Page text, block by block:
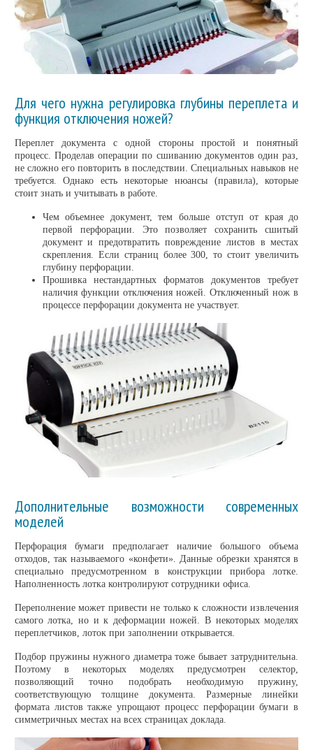
Для чего нужна регулировка глубины переплета и
функция отключения ножей?
Переплет документа с одной стороны простой и понятный
процесс. Проделав операции по сшиванию документов один раз,
не сложно его повторить в последствии. Специальных навыков не
требуется. Однако есть некоторые нюансы (правила), которые
стоит знать и учитывать в работе.
Чем объемнее документ, тем больше отступ от края до
первой перфорации. Это позволяет сохранить сшитый
документ и предотвратить повреждение листов в местах
скрепления. Если страниц более 300, то стоит увеличить
глубину перфорации.
Прошивка нестандартных форматов документов требует
наличия функции отключения ножей. Отключенный нож в
процессе перфорации документа не участвует.
Дополнительные возможности современных
моделей
Перфорация бумаги предполагает наличие большого объема
отходов, так называемого «конфети». Данные обрезки хранятся в
специально предусмотренном в конструкции прибора лотке.
Наполненность лотка контролируют сотрудники офиса.
Переполнение может привести не только к сложности извлечения
самого лотка, но и к деформации ножей. В некоторых моделях
переплетчиков, лоток при заполнении открывается.
Подбор пружины нужного диаметра тоже бывает затруднительна.
Поэтому в некоторых моделях предусмотрен селектор,
позволяющий точно подобрать необходимую пружину,
соответствующую толщине документа. Размерные линейки
формата листов также упрощают процесс перфорации бумаги в
симметричных местах на всех страницах доклада.